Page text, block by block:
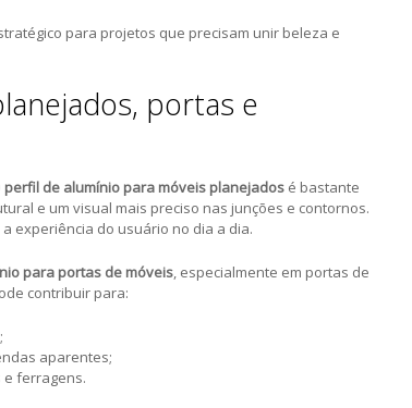
para projetos que precisam unir beleza e
portas e
perfil de alumínio para móveis planejados é bastante
e um visual mais preciso nas junções e contornos.
experiência do usuário no dia a dia.
para portas de móveis , especialmente em portas de
contribuir para:
aparentes;
e ferragens.